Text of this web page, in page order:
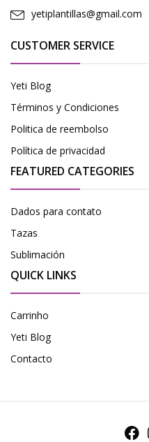
yetiplantillas@gmail.com
CUSTOMER SERVICE
Yeti Blog
Términos y Condiciones
Politica de reembolso
Política de privacidad
FEATURED CATEGORIES
Dados para contato
Tazas
Sublimación
QUICK LINKS
Carrinho
Yeti Blog
Contacto